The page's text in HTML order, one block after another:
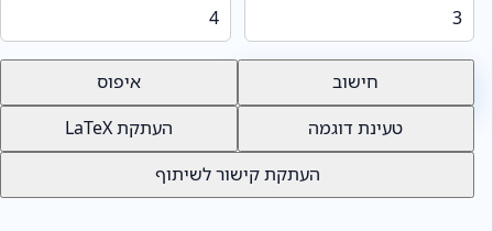
חישוב
איפוס
טעינת דוגמה
העתקת LaTeX
העתקת קישור לשיתוף